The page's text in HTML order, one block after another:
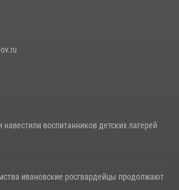
воспитанников детских лагерей
ивановские росгвардейцы продолжают